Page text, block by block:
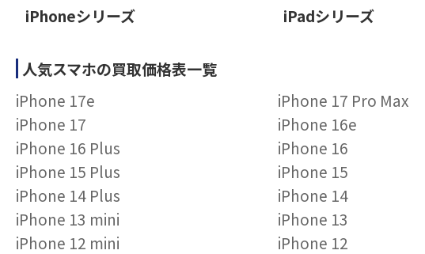
iPhoneシリーズ iPadシリーズ
人気スマホの買取価格表一覧
iPhone 17e
iPhone 17 Pro Max
iPhone 17
iPhone 16e
iPhone 16 Plus
iPhone 16
iPhone 15 Plus
iPhone 15
iPhone 14 Plus
iPhone 14
iPhone 13 mini
iPhone 13
iPhone 12 mini
iPhone 12